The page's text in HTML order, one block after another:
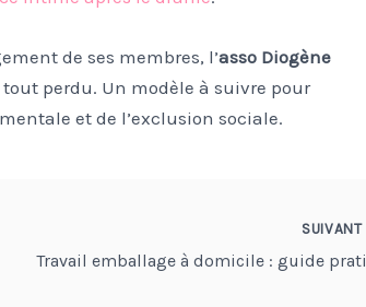
de ses membres, l’asso Diogène
perdu. Un modèle à suivre pour
et de l’exclusion sociale.
SUIVANT